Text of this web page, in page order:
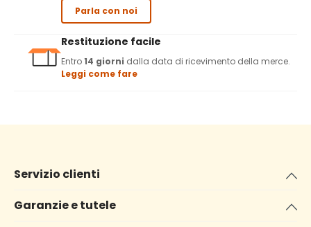
Parla con noi
Restituzione facile
Entro14 giorni dalla data di ricevimento della merce.
Leggi come fare
Servizio clienti
Garanzie e tutele